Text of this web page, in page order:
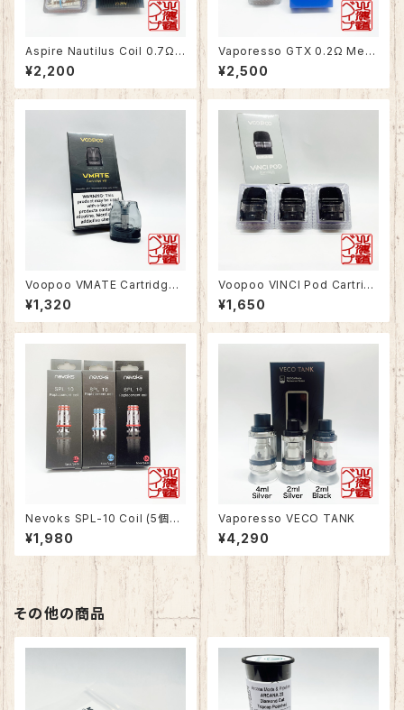
Aspire Nautilus Coil 0.7Ω
Mesh（5個入り）
¥2,200
Vaporesso GTX 0.2Ω Mes
h Coil（5個入り）
¥2,500
Voopoo VMATE Cartridge
V2 0.7Ω/1.2Ω 3.5ml
¥1,320
Voopoo VINCI Pod Cartrid
ge 0.8Ω 2.0ml
¥1,650
Nevoks SPL-10 Coil (5個入
り)
¥1,980
Vaporesso VECO TANK
¥4,290
その他の商品